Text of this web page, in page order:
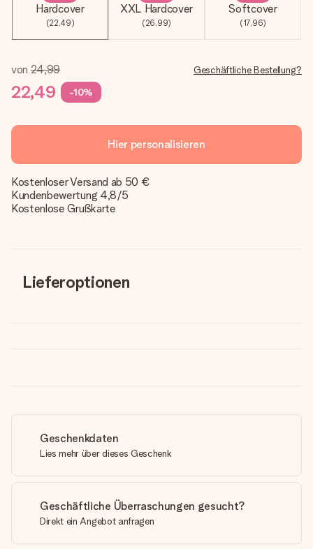
Hardcover
(22,49)
XXL Hardcover
(26,99)
Softcover
(17,96)
von 24,99
22,49 -10%
Geschäftliche Bestellung?
Hier personalisieren
Kostenloser Versand ab 50 €
Kundenbewertung 4,8/5
Kostenlose Grußkarte
Lieferoptionen
Geschenkdaten
Lies mehr über dieses Geschenk
Geschäftliche Überraschungen gesucht?
Direkt ein Angebot anfragen